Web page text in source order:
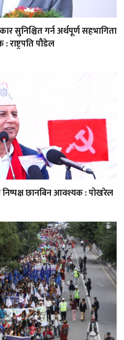
सुनिश्चित गर्न अर्थपूर्ण सहभागिता
पौडेल
छानबिन आवश्यक : पोखरेल